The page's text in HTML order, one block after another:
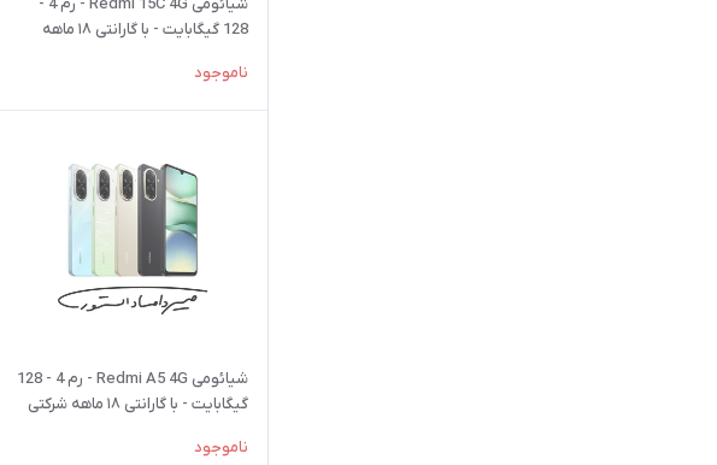
شیائومی Redmi 15C 4G - رم 4 -
128 گیگابایت - با گارانتی ۱۸ ماهه
ناموجود
شیائومی Redmi A5 4G - رم 4 - 128
گیگابایت - با گارانتی ۱۸ ماهه شرکتی
ناموجود